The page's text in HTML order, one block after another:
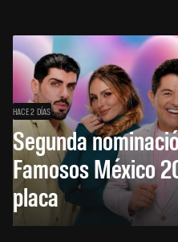
HACE 2 DÍAS
Segunda
Famosos México
placa